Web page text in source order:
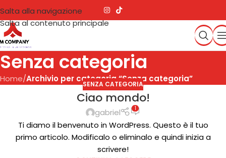
Salta alla navigazione
Salta al contenuto principale
Senza categoria
Home/Archivio per categoria “Senza categoria”
SENZA CATEGORIA
Ciao mondo!
gabriel 1
Ti diamo il benvenuto in WordPress. Questo è il tuo
primo articolo. Modificalo o eliminalo e quindi inizia a
scrivere!